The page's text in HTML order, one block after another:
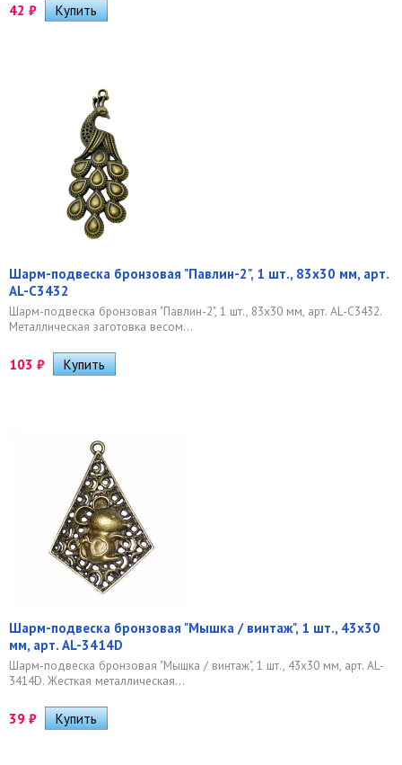
42 ₽
Шарм-подвеска бронзовая "Павлин-2", 1 шт., 83х30 мм, арт.
AL-C3432
Шарм-подвеска бронзовая "Павлин-2", 1 шт., 83х30 мм, арт. AL-C3432.
Металлическая заготовка весом...
103 ₽
Шарм-подвеска бронзовая "Мышка / винтаж", 1 шт., 43х30
мм, арт. AL-3414D
Шарм-подвеска бронзовая "Мышка / винтаж", 1 шт., 43х30 мм, арт. AL-
3414D. Жесткая металлическая...
39 ₽